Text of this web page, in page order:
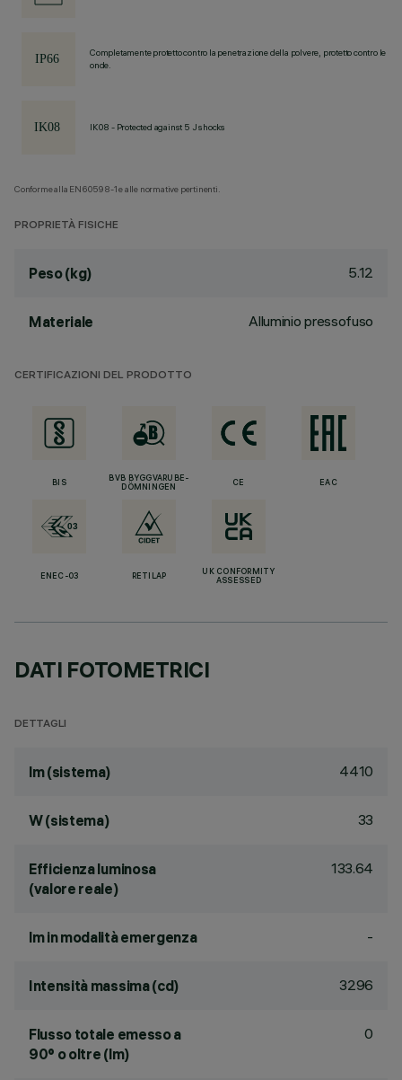
Completamente protetto contro la penetrazione della polvere, protetto contro le
onde.
IK08 - Protected against 5 J shocks
Conforme alla EN60598-1 e alle normative pertinenti.
PROPRIETÀ FISICHE
Peso (kg) 5.12
Materiale Alluminio pressofuso
CERTIFICAZIONI DEL PRODOTTO
BIS
BVB BYGGVARUBE-
DÖMNINGEN
CE EAC
ENEC-03 RETILAP
UK CONFORMITY
ASSESSED
DATI FOTOMETRICI
DETTAGLI
lm (sistema) 4410
W (sistema) 33
Efficienza luminosa
(valore reale)
133.64
lm in modalità emergenza -
Intensità massima (cd) 3296
Flusso totale emesso a
90° o oltre (lm)
0